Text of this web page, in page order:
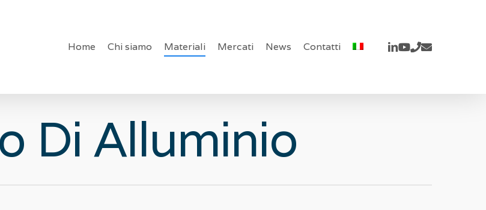
Home Chi siamo Materiali Mercati News Contatti linkedin
youtube
phone
email
Di Alluminio